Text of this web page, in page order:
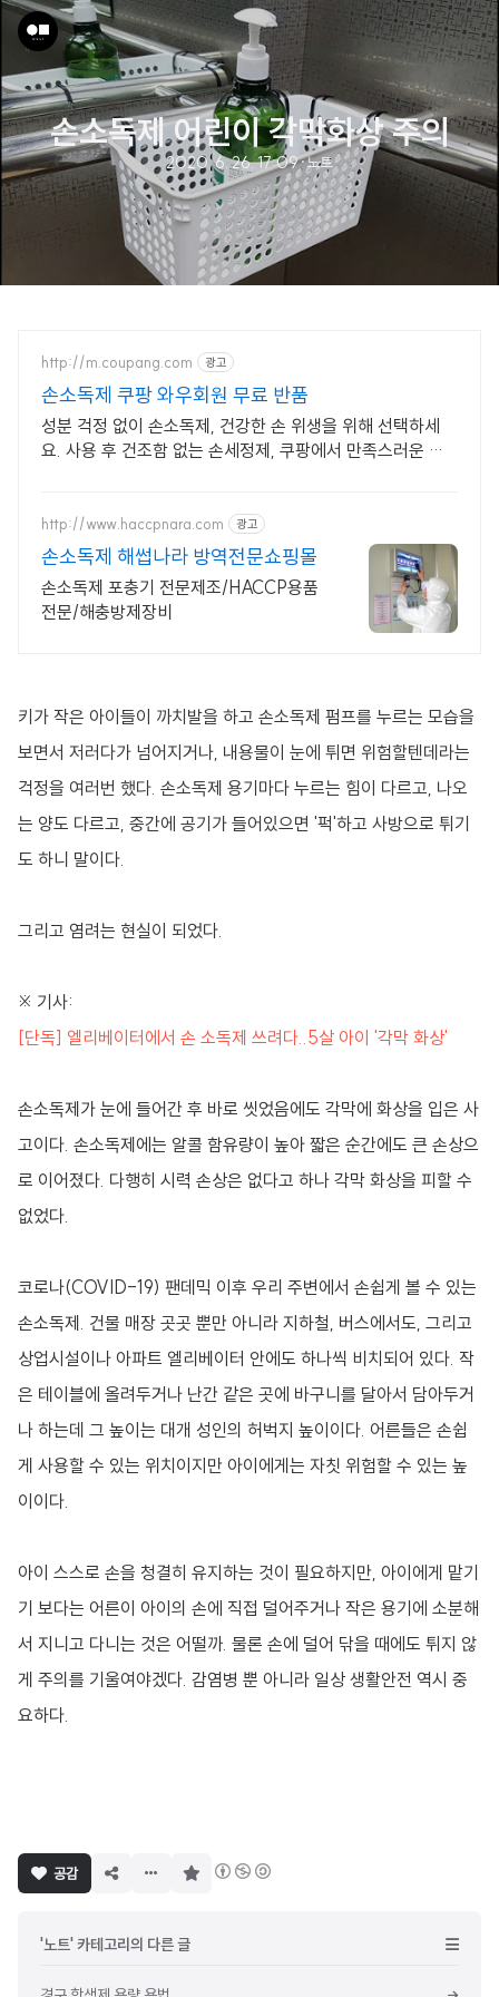
손소독제 어린이 각막화상 주의
2020. 6. 26. 17:09·노트
http://m.coupang.com 광고
손소독제 쿠팡 와우회원 무료 반품
성분 걱정 없이 손소독제, 건강한 손 위생을 위해 선택하세
요. 사용 후 건조함 없는 손세정제, 쿠팡에서 만족스러운 사
http://www.haccpnara.com 광고
손소독제 해썹나라 방역전문쇼핑몰
손소독제 포충기 전문제조/HACCP용품
전문/해충방제장비
키가 작은 아이들이 까치발을 하고 손소독제 펌프를 누르는 모습을
보면서 저러다가 넘어지거나, 내용물이 눈에 튀면 위험할텐데라는
걱정을 여러번 했다. 손소독제 용기마다 누르는 힘이 다르고, 나오
는 양도 다르고, 중간에 공기가 들어있으면 '퍽'하고 사방으로 튀기
도 하니 말이다.
그리고 염려는 현실이 되었다.
※ 기사:
[단독] 엘리베이터에서 손 소독제 쓰려다..5살 아이 '각막 화상'
손소독제가 눈에 들어간 후 바로 씻었음에도 각막에 화상을 입은 사
고이다. 손소독제에는 알콜 함유량이 높아 짧은 순간에도 큰 손상으
로 이어졌다. 다행히 시력 손상은 없다고 하나 각막 화상을 피할 수
없었다.
코로나(COVID-19) 팬데믹 이후 우리 주변에서 손쉽게 볼 수 있는
손소독제. 건물 매장 곳곳 뿐만 아니라 지하철, 버스에서도, 그리고
상업시설이나 아파트 엘리베이터 안에도 하나씩 비치되어 있다. 작
은 테이블에 올려두거나 난간 같은 곳에 바구니를 달아서 담아두거
나 하는데 그 높이는 대개 성인의 허벅지 높이이다. 어른들은 손쉽
게 사용할 수 있는 위치이지만 아이에게는 자칫 위험할 수 있는 높
이이다.
아이 스스로 손을 청결히 유지하는 것이 필요하지만, 아이에게 맡기
기 보다는 어른이 아이의 손에 직접 덜어주거나 작은 용기에 소분해
서 지니고 다니는 것은 어떨까. 물론 손에 덜어 닦을 때에도 튀지 않
게 주의를 기울여야겠다. 감염병 뿐 아니라 일상 생활안전 역시 중
요하다.
공감
'노트' 카테고리의 다른 글